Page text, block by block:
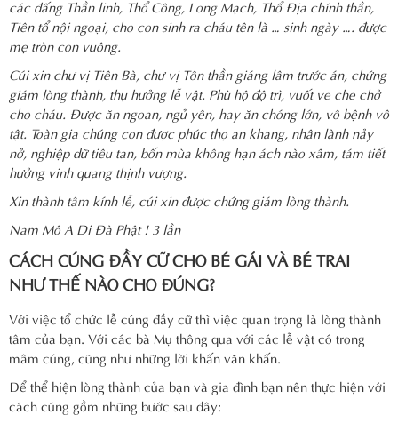
các đấng Thần linh, Thổ Công, Long Mạch, Thổ Địa chính thần,
Tiên tổ nội ngoại, cho con sinh ra cháu tên là … sinh ngày …. được
mẹ tròn con vuông.
Cúi xin chư vị Tiên Bà, chư vị Tôn thần giáng lâm trước án, chứng
giám lòng thành, thụ hưởng lễ vật. Phù hộ độ trì, vuốt ve che chở
cho cháu. Được ăn ngoan, ngủ yên, hay ăn chóng lớn, vô bệnh vô
tật. Toàn gia chúng con được phúc thọ an khang, nhân lành nảy
nở, nghiệp dữ tiêu tan, bốn mùa không hạn ách nào xâm, tám tiết
hưởng vinh quang thịnh vượng.
Xin thành tâm kính lễ, cúi xin được chứng giám lòng thành.
Nam Mô A Di Đà Phật ! 3 lần
CÁCH CÚNG ĐẦY CỮ CHO BÉ GÁI VÀ BÉ TRAI
NHƯ THẾ NÀO CHO ĐÚNG?
Với việc tổ chức lễ cúng đầy cữ thì việc quan trọng là lòng thành
tâm của bạn. Với các bà Mụ thông qua với các lễ vật có trong
mâm cúng, cũng như những lời khấn văn khấn.
Để thể hiện lòng thành của bạn và gia đình bạn nên thực hiện với
cách cúng gồm những bước sau đây: